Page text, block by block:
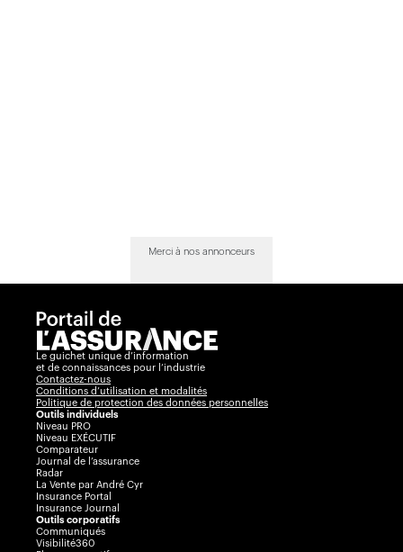
Merci à nos annonceurs
Le guichet unique d’information
et de connaissances pour l’industrie
Contactez-nous
Conditions d’utilisation et modalités
Politique de protection des données personnelles
Outils individuels
Niveau PRO
Niveau EXÉCUTIF
Comparateur
Journal de l’assurance
Radar
La Vente par André Cyr
Insurance Portal
Insurance Journal
Outils corporatifs
Communiqués
Visibilité360